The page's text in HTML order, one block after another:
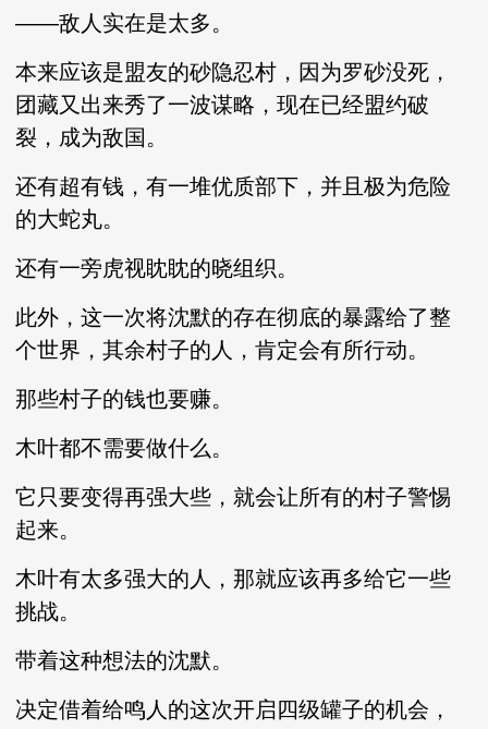
——敌人实在是太多。
本来应该是盟友的砂隐忍村，因为罗砂没死，
团藏又出来秀了一波谋略，现在已经盟约破
裂，成为敌国。
还有超有钱，有一堆优质部下，并且极为危险
的大蛇丸。
还有一旁虎视眈眈的晓组织。
此外，这一次将沈默的存在彻底的暴露给了整
个世界，其余村子的人，肯定会有所行动。
那些村子的钱也要赚。
木叶都不需要做什么。
它只要变得再强大些，就会让所有的村子警惕
起来。
木叶有太多强大的人，那就应该再多给它一些
挑战。
带着这种想法的沈默。
决定借着给鸣人的这次开启四级罐子的机会，